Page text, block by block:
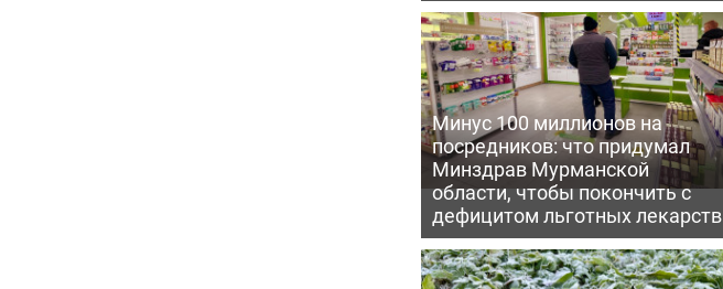
Минус 100 миллионов на
посредников: что придумал
Минздрав Мурманской
области, чтобы покончить с
дефицитом льготных лекарств